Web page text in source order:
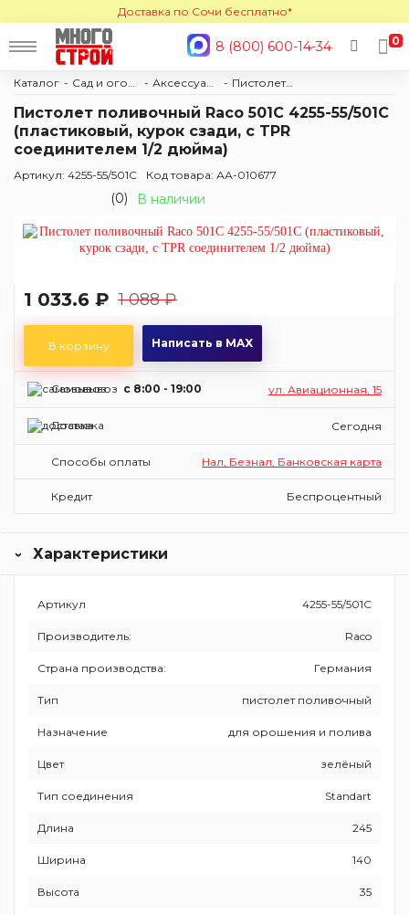
Доставка по Сочи бесплатно*
8 (800) 600-14-34 0
Каталог Пистолеты поливочные
Пистолет поливочный Raco 501С 4255-55/501С
(пластиковый, курок сзади, с TPR
соединителем 1/2 дюйма)
Артикул: 4255-55/501С Код товара: АА-010677
(0) В наличии
1 033.6 ₽ 1 088 ₽
В корзину Написать в MAX
Самовывоз c 8:00 - 19:00 ул. Авиационная, 15
Доставка Сегодня
Способы оплаты Нал, Безнал, Банковская карта
Кредит Беспроцентный
Характеристики
Артикул 4255-55/501С
Производитель: Raco
Страна производства: Германия
Тип пистолет поливочный
Назначение для орошения и полива
Цвет зелёный
Тип соединения Standart
Длина 245
Ширина 140
Высота 35